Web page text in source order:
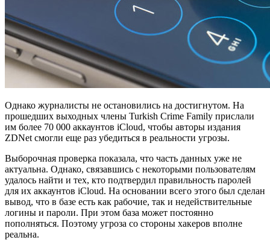
Однако журналисты не остановились на достигнутом. На
прошедших выходных члены Turkish Crime Family прислали
им более 70 000 аккаунтов iCloud, чтобы авторы издания
ZDNet смогли еще раз убедиться в реальности угрозы.
Выборочная проверка показала, что часть данных уже не
актуальна. Однако, связавшись с некоторыми пользователям
удалось найти и тех, кто подтвердил правильность паролей
для их аккаунтов iCloud. На основании всего этого был сделан
вывод, что в базе есть как рабочие, так и недействительные
логины и пароли. При этом база может постоянно
пополняться. Поэтому угроза со стороны хакеров вполне
реальна.